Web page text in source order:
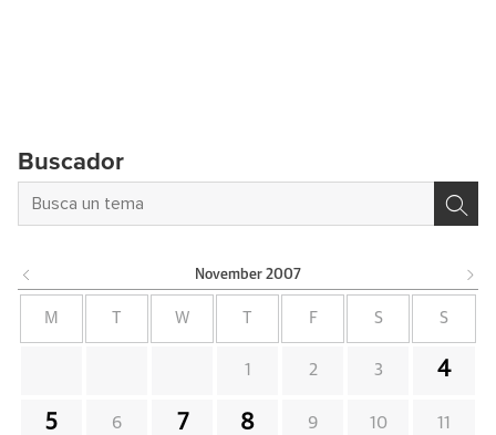
Buscador
November 2007
M W F S S
1 2 3 4
5 6 7 8 9 10 11